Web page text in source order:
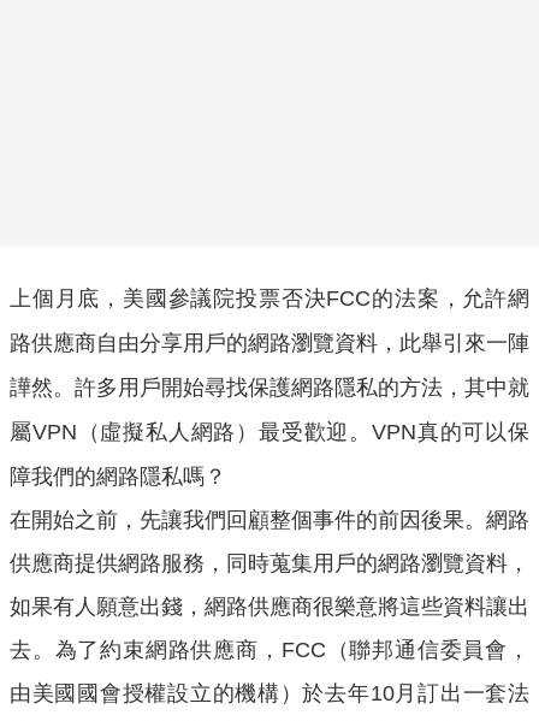
上個月底，美國參議院投票否決FCC的法案，允許網
路供應商自由分享用戶的網路瀏覽資料，此舉引來一陣
譁然。許多用戶開始尋找保護網路隱私的方法，其中就
屬VPN （虛擬私人網路）最受歡迎。VPN真的可以保
障我們的網路隱私嗎？
在開始之前，先讓我們回顧整個事件的前因後果。網路
供應商提供網路服務，同時蒐集用戶的網路瀏覽資料，
如果有人願意出錢，網路供應商很樂意將這些資料讓出
去。為了約束網路供應商，FCC（聯邦通信委員會，
由美國國會授權設立的機構）於去年10月訂出一套法